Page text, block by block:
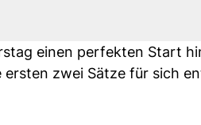
einen perfekten Start
zwei Sätze für sich